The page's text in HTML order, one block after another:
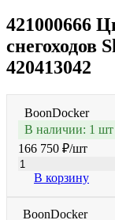
421000666
снегоходов
420413042
BoonDocker
В наличии: 1 шт
166 750 ₽/шт
В корзину
BoonDocker